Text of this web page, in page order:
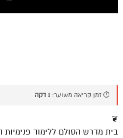
⏱️ זמן קריאה משוער: 1 דקה
❦
בית מדרש הסולם ללימוד